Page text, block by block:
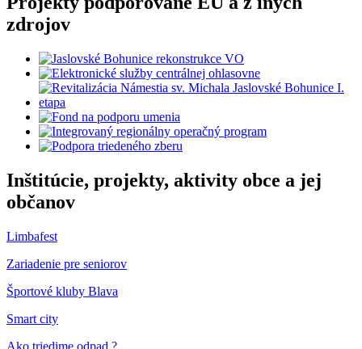
zdrojov
Inštitúcie, projekty, aktivity obce a jej
občanov
Limbafest
Zariadenie pre seniorov
Športové kluby Blava
Smart city